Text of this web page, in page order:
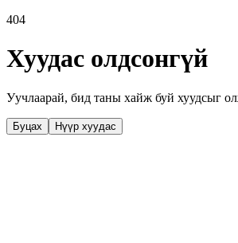
404
Хуудас олдсонгүй
Уучлаарай, бид таны хайж буй хуудсыг
Буцах Нүүр хуудас